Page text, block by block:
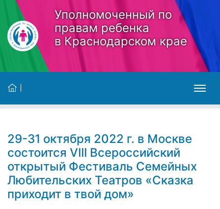
Skip to main content
Уполномоченный по
правам ребенка
в Краснодарском крае
29-31 октября 2022 г. в Москве
состоится VIII Всероссийский
открытый Фестиваль Семейных
Любительских Театров «Сказка
приходит в твой дом»